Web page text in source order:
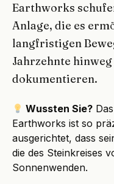
Earthworks
Anlage, die es
langfristigen
Jahrzehnte
dokumentieren.
Wussten Sie?
Earthworks ist so
ausgerichtet, dass
die des Steinkreises
Sonnenwenden.